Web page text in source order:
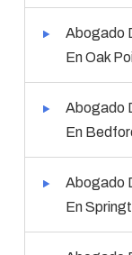
Abogado
En Oak
Abogado
En
Abogado
En